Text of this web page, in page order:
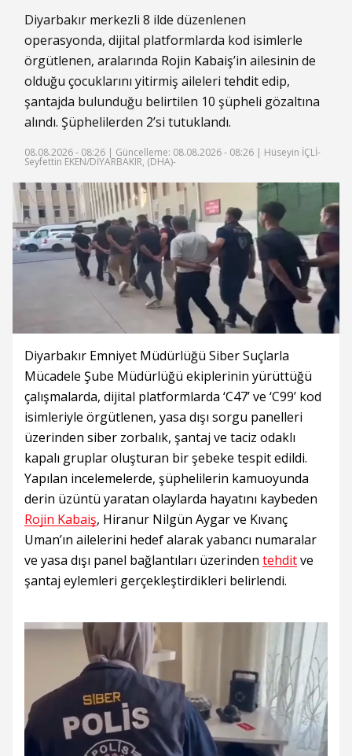
Diyarbakır merkezli 8 ilde düzenlenen
operasyonda, dijital platformlarda kod isimlerle
örgütlenen, aralarında Rojin Kabaiş’in ailesinin de
olduğu çocuklarını yitirmiş aileleri tehditedip,
şantajda bulunduğu belirtilen 10 şüpheli gözaltına
alındı. Şüphelilerden 2’si tutuklandı.
08.08.2026 - 08:26 | Güncelleme: 08.08.2026 - 08:26 | Hüseyin İÇLİ-
Seyfettin EKEN/DİYARBAKIR, (DHA)-
Diyarbakır Emniyet Müdürlüğü Siber Suçlarla
Mücadele Şube Müdürlüğü ekiplerinin yürüttüğü
çalışmalarda, dijital platformlarda ‘C47’ ve ‘C99’ kod
isimleriyle örgütlenen, yasa dışı sorgu panelleri
üzerinden siber zorbalık, şantaj ve taciz odaklı
kapalı gruplar oluşturan bir şebeke tespit edildi.
Yapılan incelemelerde, şüphelilerin kamuoyunda
derin üzüntü yaratan olaylarda hayatını kaybeden
Rojin Kabaiş, Hiranur Nilgün Aygar ve Kıvanç
Uman’ın ailelerini hedef alarak yabancı numaralar
ve yasa dışı panel bağlantıları üzerinden tehditve
şantaj eylemleri gerçekleştirdikleri belirlendi.